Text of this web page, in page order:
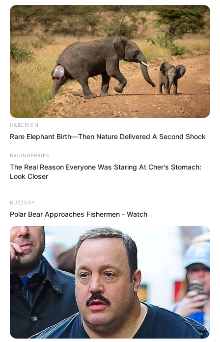
HABERION
Rare Elephant Birth—Then Nature Delivered A Second Shock
BRAINBERRIES
The Real Reason Everyone Was Staring At Cher's Stomach:
Look Closer
BUZZDAY
Polar Bear Approaches Fishermen - Watch